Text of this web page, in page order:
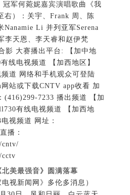
冠军何菀妮嘉宾演唱歌曲《我
右）：关宇、Frank 周、陈
Nanamie Li 并列亚军Serena
李天恩、李天睿和赵伊梵
影 大赛播出平台: 【加中地
线电视频道 【加西地区】
道 网络和手机观众可登陆
站或下载CNTV app收看 加
(416)299-7233 播出频道 【加
有线电视频道 【加西地
视频道 网址：
播：
cntv/
cctv
北美最强音》圆满落幕
电视新闻网》多伦多消息）